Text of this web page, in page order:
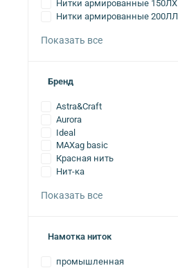
Нитки армированные 150ЛХ
Нитки армированные 200ЛЛ
Показать все
Бренд
Astra&Craft
Aurora
Ideal
MAXag basic
Красная нить
Нит-ка
Показать все
Намотка ниток
промышленная